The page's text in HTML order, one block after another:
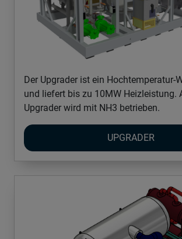
Der Upgrader ist ein Hochtemperatur-
und liefert bis zu 10MW Heizleistung.
Upgrader wird mit NH3 betrieben.
UPGRADER